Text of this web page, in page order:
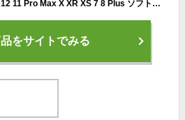
Lesor For iPhone 15 14 13 12 11 Pro Max X XR XS 7 8 Plus ソフトシリコン耐震バックカバーのためのファッション ブランド ダウンジャケット電話ケース (B-Black, iPhone 15 Pro Max)
をサイトでみる